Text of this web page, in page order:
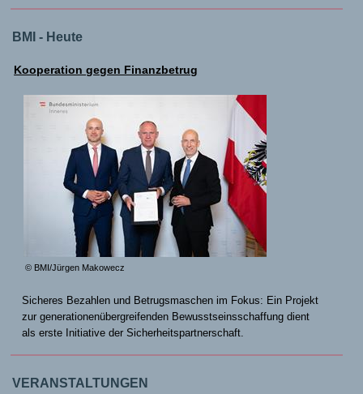
BMI - Heute
Kooperation gegen Finanzbetrug
© BMI/Jürgen Makowecz
Sicheres Bezahlen und Betrugsmaschen im Fokus: Ein Projekt
zur generationenübergreifenden Bewusstseinsschaffung dient
als erste Initiative der Sicherheitspartnerschaft.
VERANSTALTUNGEN